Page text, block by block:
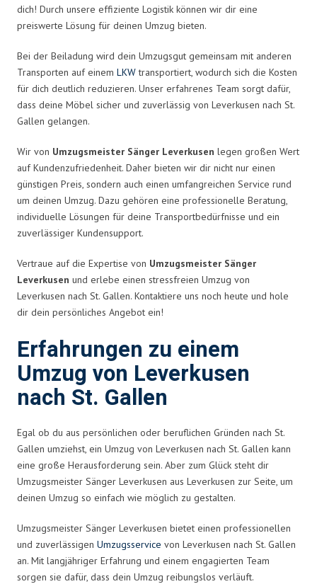
dich! Durch unsere effiziente Logistik können wir dir eine
preiswerte Lösung für deinen Umzug bieten.
Bei der Beiladung wird dein Umzugsgut gemeinsam mit anderen
Transporten auf einem LKWtransportiert, wodurch sich die Kosten
für dich deutlich reduzieren. Unser erfahrenes Team sorgt dafür,
dass deine Möbel sicher und zuverlässig von Leverkusen nach St.
Gallen gelangen.
Wir von Umzugsmeister Sänger Leverkusen legen großen Wert
auf Kundenzufriedenheit. Daher bieten wir dir nicht nur einen
günstigen Preis, sondern auch einen umfangreichen Service rund
um deinen Umzug. Dazu gehören eine professionelle Beratung,
individuelle Lösungen für deine Transportbedürfnisse und ein
zuverlässiger Kundensupport.
Vertraue auf die Expertise von Umzugsmeister Sänger
Leverkusen und erlebe einen stressfreien Umzug von
Leverkusen nach St. Gallen. Kontaktiere uns noch heute und hole
dir dein persönliches Angebot ein!
Erfahrungen zu einem
Umzug von Leverkusen
nach St. Gallen
Egal ob du aus persönlichen oder beruflichen Gründen nach St.
Gallen umziehst, ein Umzug von Leverkusen nach St. Gallen kann
eine große Herausforderung sein. Aber zum Glück steht dir
Umzugsmeister Sänger Leverkusen aus Leverkusen zur Seite, um
deinen Umzug so einfach wie möglich zu gestalten.
Umzugsmeister Sänger Leverkusen bietet einen professionellen
und zuverlässigen Umzugsservice von Leverkusen nach St. Gallen
an. Mit langjähriger Erfahrung und einem engagierten Team
sorgen sie dafür, dass dein Umzug reibungslos verläuft.